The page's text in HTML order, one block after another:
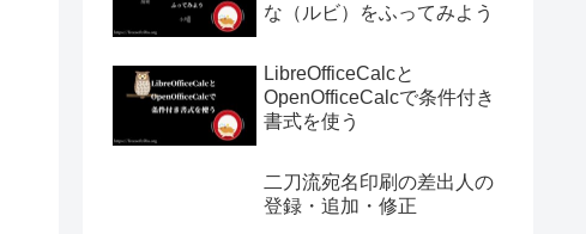
な（ルビ）をふってみよう
LibreOfficeCalcと
OpenOfficeCalcで条件付き
書式を使う
二刀流宛名印刷の差出人の
登録・追加・修正